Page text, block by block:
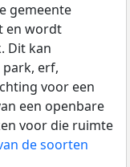
gemeente
en wordt
Dit kan
erf,
voor een
een openbare
voor die ruimte
de soorten